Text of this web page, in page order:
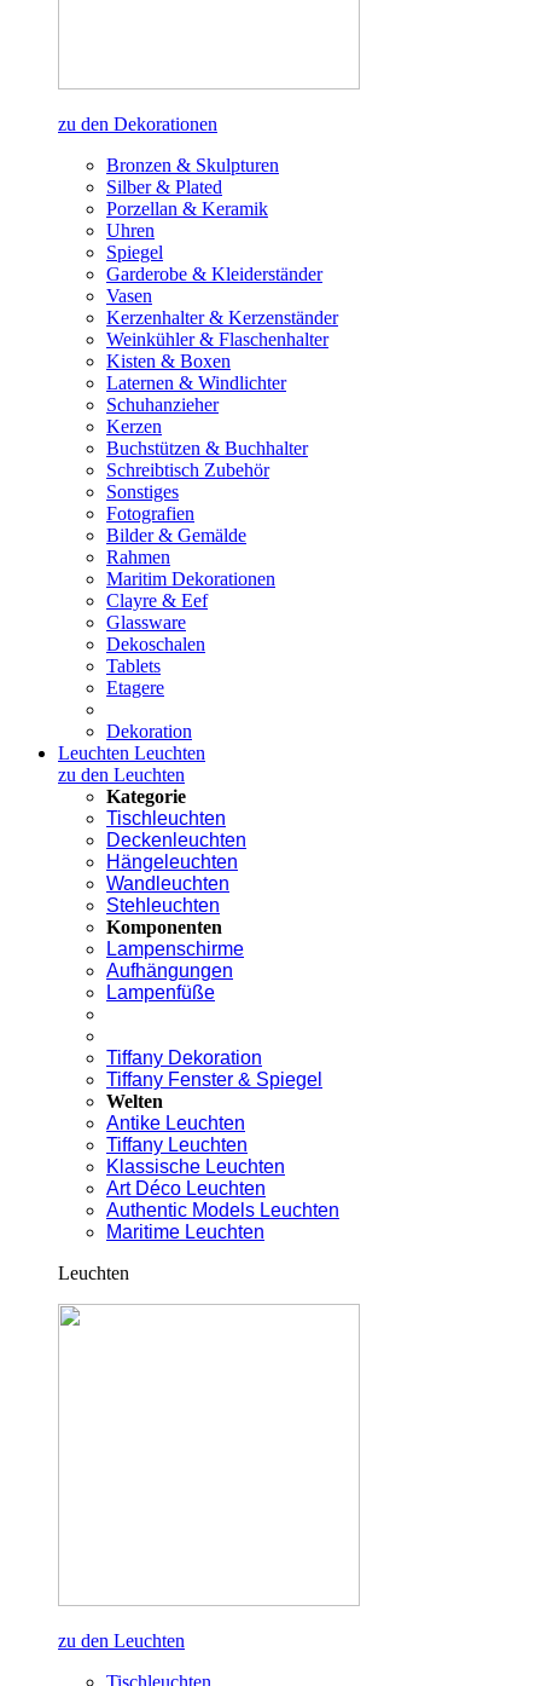
zu den Dekorationen
Bronzen & Skulpturen
Silber & Plated
Porzellan & Keramik
Uhren
Spiegel
Garderobe & Kleiderständer
Vasen
Kerzenhalter & Kerzenständer
Weinkühler & Flaschenhalter
Kisten & Boxen
Laternen & Windlichter
Schuhanzieher
Kerzen
Buchstützen & Buchhalter
Schreibtisch Zubehör
Sonstiges
Fotografien
Bilder & Gemälde
Rahmen
Maritim Dekorationen
Clayre & Eef
Glassware
Dekoschalen
Tablets
Etagere
Dekoration
Leuchten Leuchten
zu den Leuchten
Kategorie
Tischleuchten
Deckenleuchten
Hängeleuchten
Wandleuchten
Stehleuchten
Komponenten
Lampenschirme
Aufhängungen
Lampenfüße
Tiffany Dekoration
Tiffany Fenster & Spiegel
Welten
Antike Leuchten
Tiffany Leuchten
Klassische Leuchten
Art Déco Leuchten
Authentic Models Leuchten
Maritime Leuchten
Leuchten
zu den Leuchten
Tischleuchten